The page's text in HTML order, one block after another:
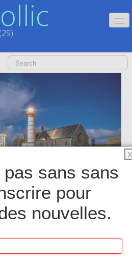
GAMME
en
2000 pièces
X
sans sans
pour
nouvelles.